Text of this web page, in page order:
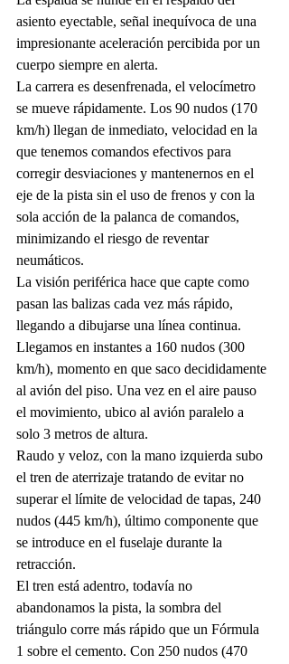
asiento eyectable, señal inequívoca de una
impresionante aceleración percibida por un
cuerpo siempre en alerta.
La carrera es desenfrenada, el velocímetro
se mueve rápidamente. Los 90 nudos (170
km/h) llegan de inmediato, velocidad en la
que tenemos comandos efectivos para
corregir desviaciones y mantenernos en el
eje de la pista sin el uso de frenos y con la
sola acción de la palanca de comandos,
minimizando el riesgo de reventar
neumáticos.
La visión periférica hace que capte como
pasan las balizas cada vez más rápido,
llegando a dibujarse una línea continua.
Llegamos en instantes a 160 nudos (300
km/h), momento en que saco decididamente
al avión del piso. Una vez en el aire pauso
el movimiento, ubico al avión paralelo a
solo 3 metros de altura.
Raudo y veloz, con la mano izquierda subo
el tren de aterrizaje tratando de evitar no
superar el límite de velocidad de tapas, 240
nudos (445 km/h), último componente que
se introduce en el fuselaje durante la
retracción.
El tren está adentro, todavía no
abandonamos la pista, la sombra del
triángulo corre más rápido que un Fórmula
1 sobre el cemento. Con 250 nudos (470